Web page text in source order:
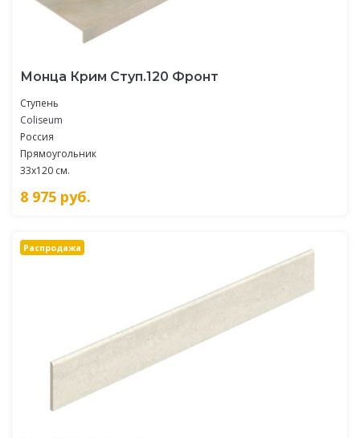
Монца Крим Ступ.120 Фронт
Ступень
Coliseum
Россия
Прямоугольник
33x120 см.
8 975 руб.
Распродажа